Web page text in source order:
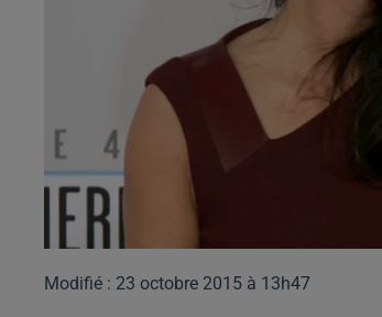
Modifié : 23 octobre 2015 à 13h47